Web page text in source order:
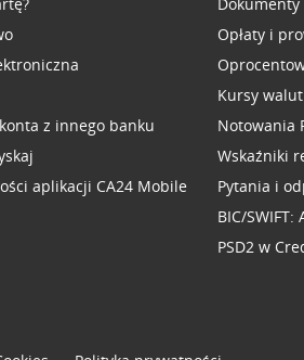
z innego banku
aplikacji CA24 Mobile
Dokumenty
Opłaty i
Kursy walut
Notowania
Wskaźniki
Pytania i
BIC/SWIFT:
PSD2 w